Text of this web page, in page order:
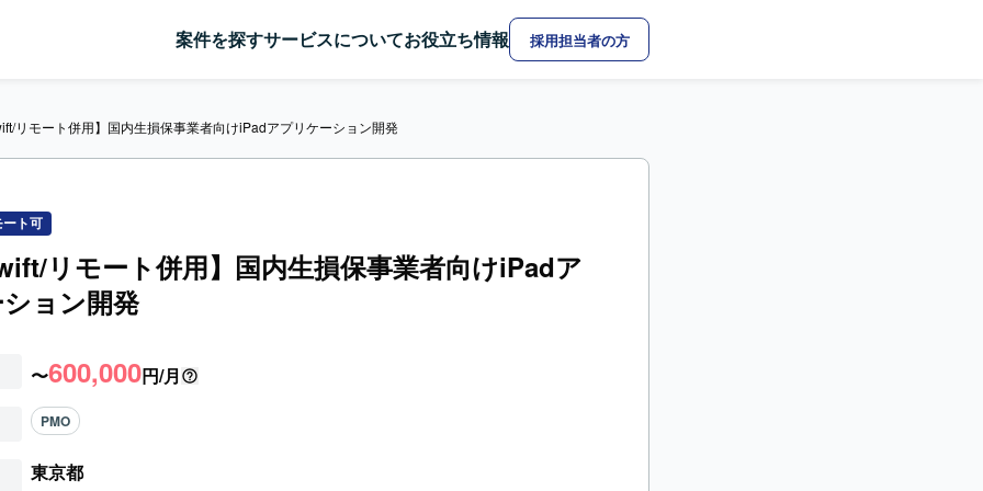
案件を探すサービスについてお役立ち情報 採用担当者の方
リモート併用】国内生損保事業者向けiPadアプリケーション開発
ト可
リモート併用】国内生損保事業者向けiPadア
ョン開発
〜600,000円/月
PMO
東京都